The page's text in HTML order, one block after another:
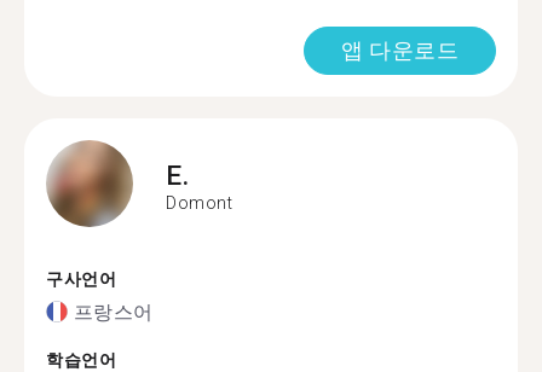
앱 다운로드
E.
Domont
구사언어
프랑스어
학습언어